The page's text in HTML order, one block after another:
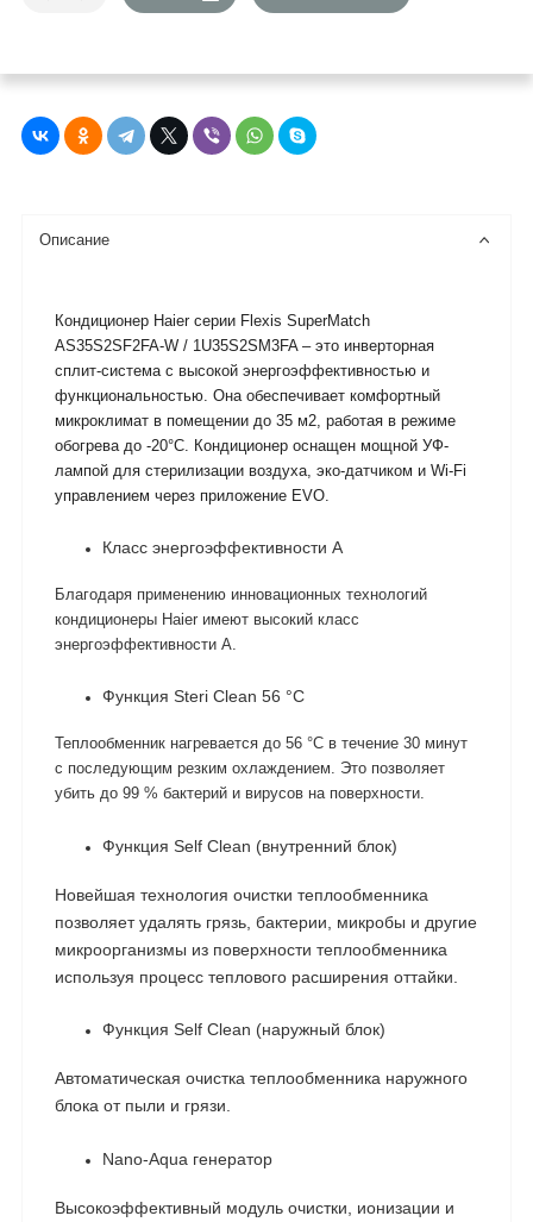
Описание
Кондиционер Haier серии Flexis SuperMatch
AS35S2SF2FA-W / 1U35S2SM3FA – это инверторная
сплит-система с высокой энергоэффективностью и
функциональностью. Она обеспечивает комфортный
микроклимат в помещении до 35 м2, работая в режиме
обогрева до -20°C. Кондиционер оснащен мощной УФ-
лампой для стерилизации воздуха, эко-датчиком и Wi-Fi
управлением через приложение EVO.
Класс энергоэффективности A
Благодаря применению инновационных технологий
кондиционеры Haier имеют высокий класс
энергоэффективности А.
Функция Steri Clean 56 °C
Теплообменник нагревается до 56 °C в течение 30 минут
с последующим резким охлаждением. Это позволяет
убить до 99 % бактерий и вирусов на поверхности.
Функция Self Clean (внутренний блок)
Новейшая технология очистки теплообменника
позволяет удалять грязь, бактерии, микробы и другие
микроорганизмы из поверхности теплообменника
используя процесс теплового расширения оттайки.
Функция Self Clean (наружный блок)
Автоматическая очистка теплообменника наружного
блока от пыли и грязи.
Nano-Aqua генератор
Высокоэффективный модуль очистки, ионизации и